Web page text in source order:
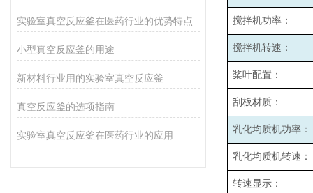
实验室真空反应釜在医药行业的优势特点
小型真空反应釜的用途
新材料行业用的实验室真空反应釜
真空反应釜的选项指南
实验室真空反应釜在医药行业的应用
搅拌机功率：
搅拌机转速：
桨叶配置：
刮板材质：
乳化均质机功率：
乳化均质机转速：
转速显示：